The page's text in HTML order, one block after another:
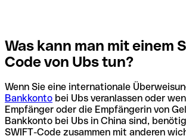
Was kann man mit einem
Code von Ubs tun?
Wenn Sie eine internationale
Bankkonto bei Ubs veranlassen oder
Empfänger oder die Empfängerin von
Bankkonto bei Ubs in China sind,
SWIFT-Code zusammen mit anderen